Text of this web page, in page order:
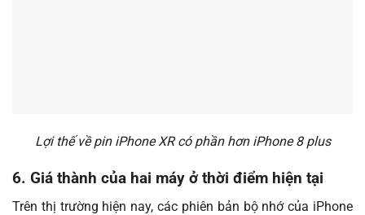
Lợi thế về pin iPhone XR có phần hơn iPhone 8 plus
6. Giá thành của hai máy ở thời điểm hiện tại
Trên thị trường hiện nay, các phiên bản bộ nhớ của iPhone